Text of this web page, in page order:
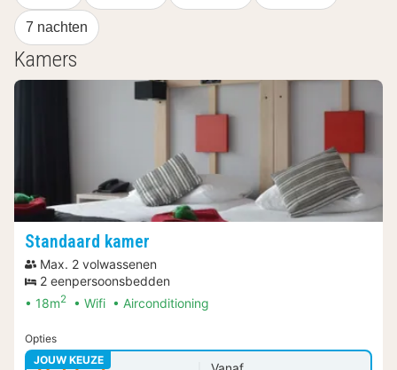
7 nachten
Kamers
Standaard kamer
Max. 2 volwassenen
2 eenpersoonsbedden
18m2 Wifi Airconditioning
Opties
JOUW KEUZE